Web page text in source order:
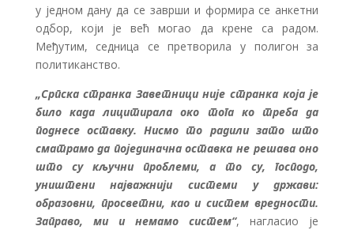
у једном дану да се заврши и формира се анкетни
одбор, који је већ могао да крене са радом.
Међутим, седница се претворила у полигон за
политиканство.
„Српска странка Заветници није странка која је
било када лицитирала око тога ко треба да
поднесе оставку. Нисмо то радили зато што
сматрамо да појединачна оставка не решава оно
што су кључни проблеми, а то су, господо,
уништени најважнији системи у држави:
образовни, просветни, као и систем вредности.
Заправо, ми и немамо систем“, нагласио је